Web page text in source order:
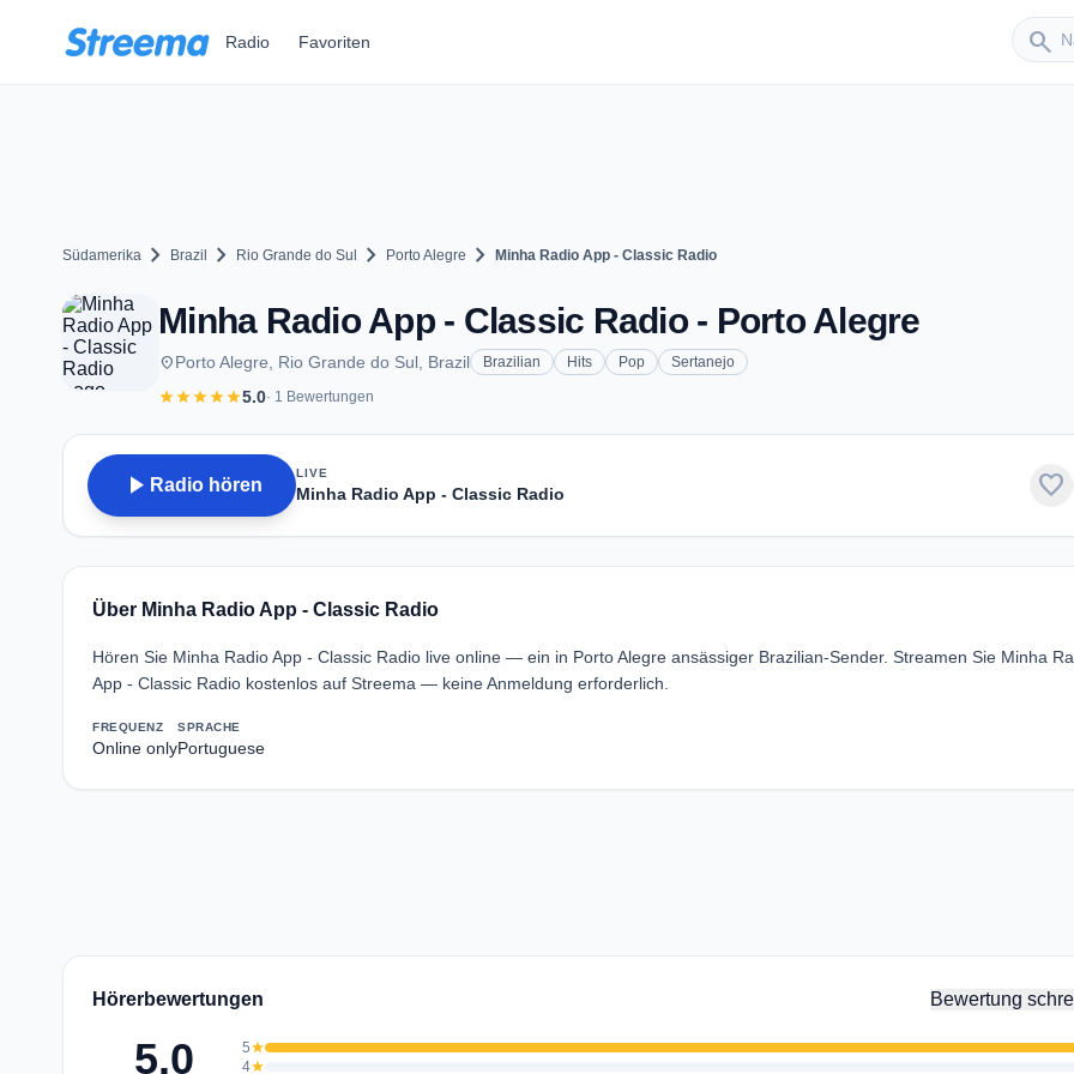
Radio Favoriten search
Sender
Südamerika chevron_right Brazil chevron_right Rio Grande do Sul chevron_right Porto Alegre chevron_right Minha Radio App - Classic Radio
Minha Radio App - Classic Radio - Porto Alegre
placePorto Alegre, Rio Grande do Sul, Brazil Brazilian Hits Pop Sertanejo
starstarstarstarstar5.0· 1 Bewertungen
play_arrow Radio hören
LIVE
Minha Radio App - Classic Radio favorite
Über Minha Radio App - Classic Radio
Hören Sie Minha Radio App - Classic Radio live online — ein in Porto Alegre ansässiger Brazilian-Sender. Streamen Sie Minha
App - Classic Radio kostenlos auf Streema — keine Anmeldung erforderlich.
FREQUENZ
Online only
SPRACHE
Portuguese
Hörerbewertungen Bewertung
5.0 5star
4star